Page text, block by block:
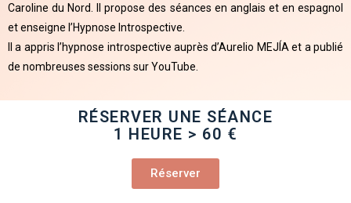
Caroline du Nord. Il propose des séances en anglais et en espagnol
et enseigne l’Hypnose Introspective.
Il a appris l’hypnose introspective auprès d’Aurelio MEJÍA et a publié
de nombreuses sessions sur YouTube.
RÉSERVER UNE SÉANCE
1 HEURE > 60 €
Réserver